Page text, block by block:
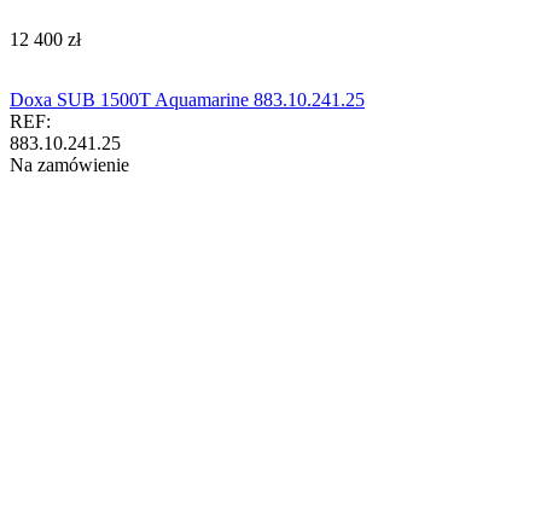
‍12 400‍ zł
Doxa SUB 1500T Aquamarine 883.10.241.25
REF:
883.10.241.25
Na zamówienie